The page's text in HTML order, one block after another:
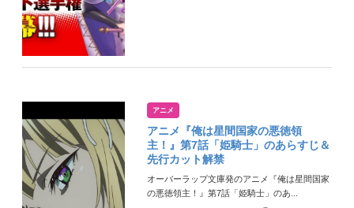
アニメ
アニメ『俺は星間国家の悪徳領
主！』第7話「姫騎士」のあらすじ＆
先行カット解禁
オーバーラップ文庫発のアニメ『俺は星間国家
の悪徳領主！』第7話「姫騎士」のあ...